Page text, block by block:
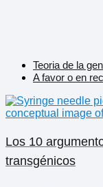
Teoria de la
A favor o en
Los 10
transgénicos